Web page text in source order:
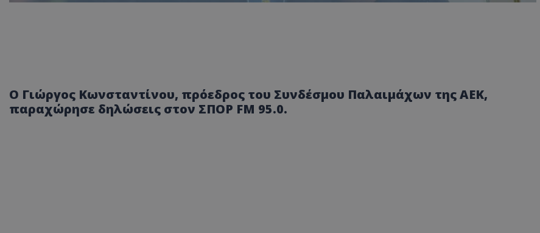
Ο Γιώργος Κωνσταντίνου, πρόεδρος του Συνδέσμου Παλαιμάχων της ΑΕΚ,
παραχώρησε δηλώσεις στον ΣΠΟΡ FM 95.0.